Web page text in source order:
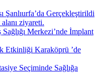
Şanlıurfa’da Gerçekleştirildi
ziyareti.
Merkezi’nde İmplant
Etkinliği Karaköprü ’de
Seçiminde Sağlığa